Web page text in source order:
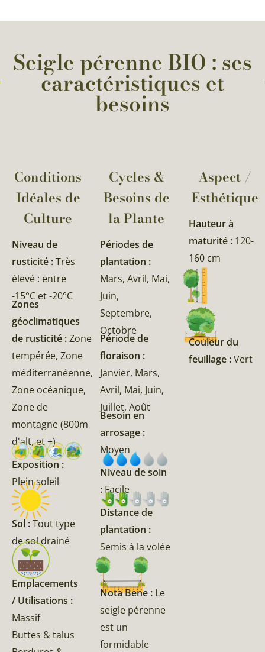
Seigle pérenne BIO : ses
caractéristiques et
besoins
Conditions
Idéales de
Culture
Niveau de
rusticité :Très
élevé : entre
-15°C et -20°C
Zones
géoclimatiques
de rusticité :Zone
tempérée, Zone
méditerranéenne,
Zone océanique,
Zone de
montagne (800m
d'alt, et +)
Exposition :
Plein soleil
Sol :Tout type
de sol drainé
Emplacements
/ Utilisations :
Massif
Buttes & talus
Cycles &
Besoins de
la Plante​
Périodes de
plantation :
Mars, Avril, Mai,
Juin,
Septembre,
Octobre
Période de
floraison :
Janvier, Mars,
Avril, Mai, Juin,
Juillet, Août
Besoin en
arrosage :
Moyen
Niveau de soin
: Facile
Distance de
plantation :
Semis à la volée
Nota Bene : Le
seigle pérenne
est un
formidable
Aspect /
Esthétique
Hauteur à
maturité : 120-
160 cm
Couleur du
feuillage :Vert